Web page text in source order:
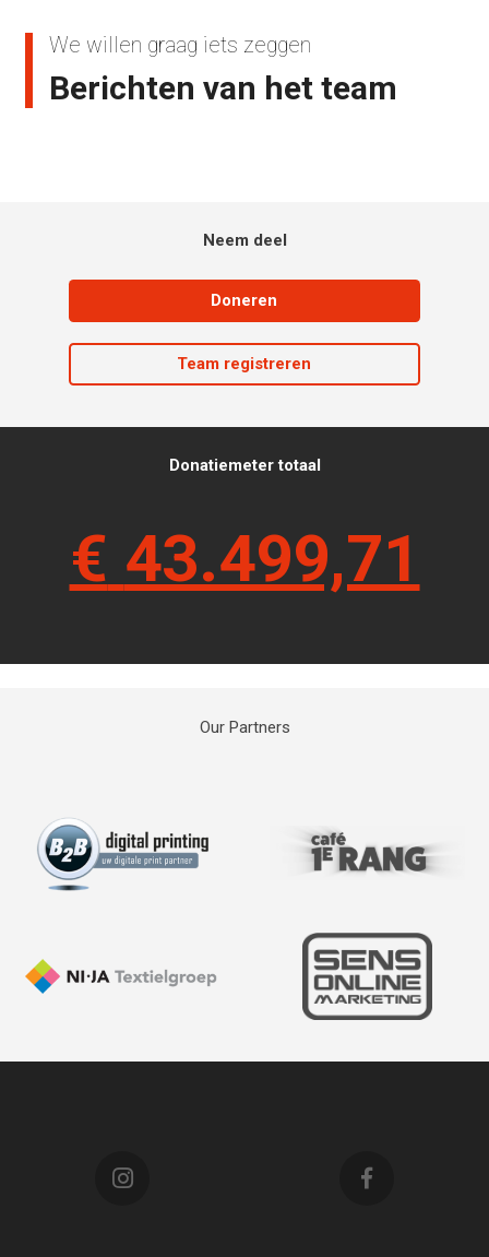
We willen graag iets zeggen
Berichten van het team
Neem deel
Doneren
Team registreren
Donatiemeter totaal
€ 43.499,71
Our Partners